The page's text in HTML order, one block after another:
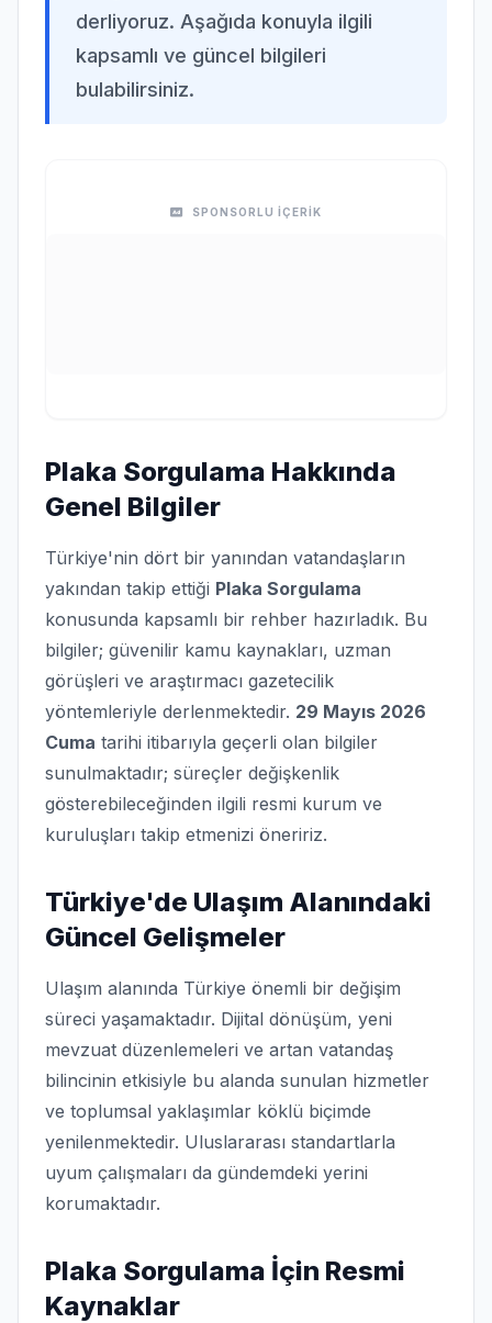
derliyoruz. Aşağıda konuyla ilgili
kapsamlı ve güncel bilgileri
bulabilirsiniz.
SPONSORLU İÇERİK
Plaka Sorgulama Hakkında
Genel Bilgiler
Türkiye'nin dört bir yanından vatandaşların
yakından takip ettiği Plaka Sorgulama
konusunda kapsamlı bir rehber hazırladık. Bu
bilgiler; güvenilir kamu kaynakları, uzman
görüşleri ve araştırmacı gazetecilik
yöntemleriyle derlenmektedir. 29 Mayıs 2026
Cuma tarihi itibarıyla geçerli olan bilgiler
sunulmaktadır; süreçler değişkenlik
gösterebileceğinden ilgili resmi kurum ve
kuruluşları takip etmenizi öneririz.
Türkiye'de Ulaşım Alanındaki
Güncel Gelişmeler
Ulaşım alanında Türkiye önemli bir değişim
süreci yaşamaktadır. Dijital dönüşüm, yeni
mevzuat düzenlemeleri ve artan vatandaş
bilincinin etkisiyle bu alanda sunulan hizmetler
ve toplumsal yaklaşımlar köklü biçimde
yenilenmektedir. Uluslararası standartlarla
uyum çalışmaları da gündemdeki yerini
korumaktadır.
Plaka Sorgulama İçin Resmi
Kaynaklar